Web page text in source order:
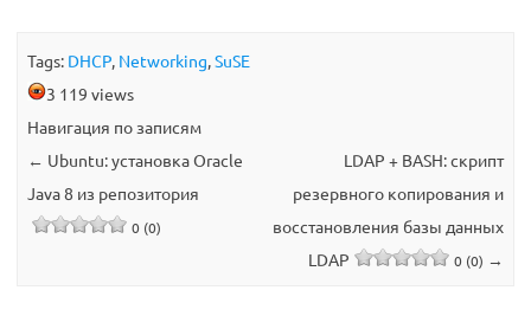
Tags: DHCP, Networking,SuSE
3 119 views
Навигация по записям
← Ubuntu: установка Oracle
Java 8 из репозитория
0 (0)
LDAP + BASH: скрипт
резервного копирования и
восстановления базы данных
LDAP
0 (0) →